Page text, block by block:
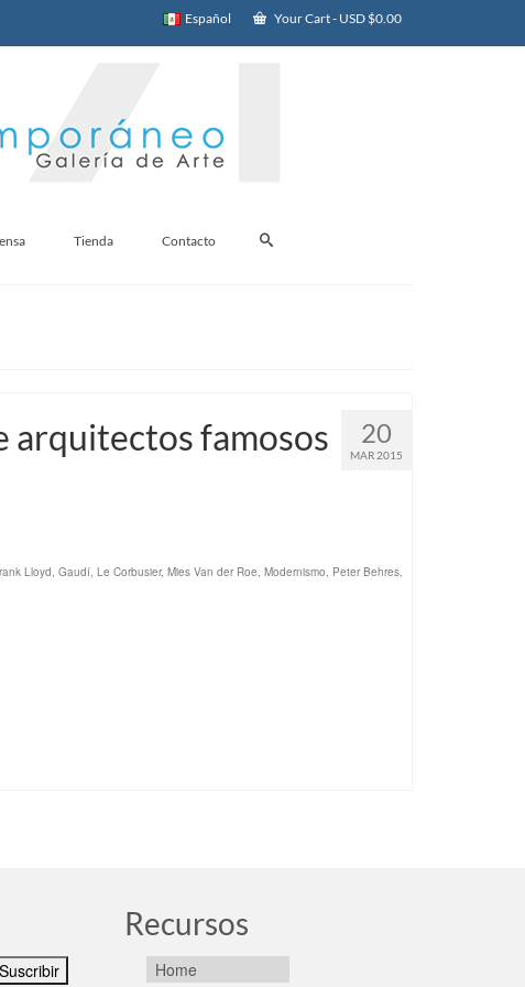
Español Your Cart- USD $0.00
Tienda Contacto
20
MAR 2015
arquitectos famosos
Lloyd,Gaudí,Le Corbusier,Mies Van der Roe,Modernismo, Peter Behres,
Recursos
Home